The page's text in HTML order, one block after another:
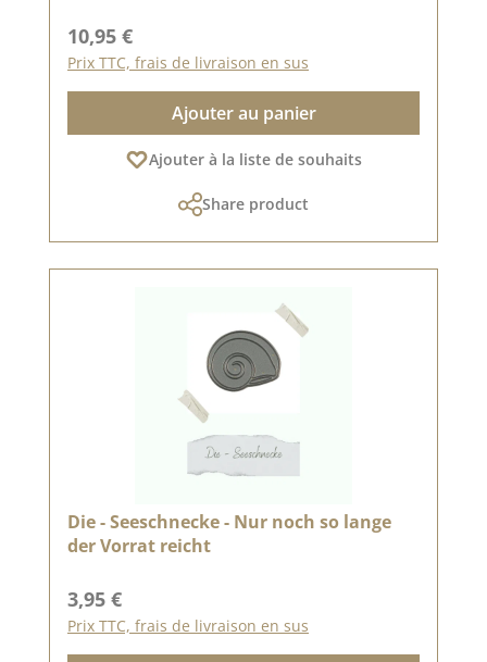
Prix régulier :
10,95 €
Prix TTC, frais de livraison en sus
Ajouter au panier
Ajouter à la liste de souhaits
Share product
Die - Seeschnecke - Nur noch so lange
der Vorrat reicht
Prix régulier :
3,95 €
Prix TTC, frais de livraison en sus